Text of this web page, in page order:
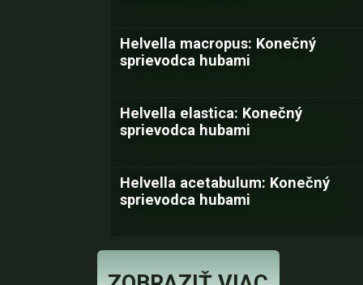
Helvella macropus: Konečný
sprievodca hubami
Helvella elastica: Konečný
sprievodca hubami
Helvella acetabulum: Konečný
sprievodca hubami